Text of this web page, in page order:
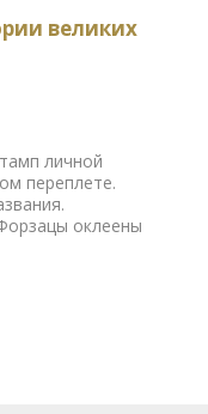
великих
личной
переплете.
оклеены